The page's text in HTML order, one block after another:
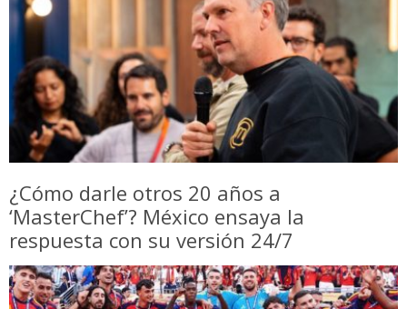
¿Cómo darle otros 20 años a
‘MasterChef’? México ensaya la
respuesta con su versión 24/7